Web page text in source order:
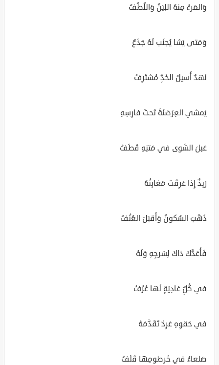
وَالمَرءُ مِنهُ اللِيَنُ وَاللُطُفُ
وَمَتى يَشا يُجنَب لَهُ جَذَعٌ
نَهدٌ أَسيلُ الخَدِّ مُشتَرِفُ
يَمشي العِرَضنَةَ تَحتَ فارِسِهِ
عَبلَ الشَوى في مَتنِهِ قَطَفُ
رَبِذٌ إِذا عَرِقَت مَغابِنُهُ
ذَهَبَ السُكونُ وَأَقبَلَ العُنُفُ
فَأَعَدَّكَ ذاكَ لِسَرجِهِ وَلَهُ
في كُلِّ غادِيَةٍ لَها عُرُفُ
في حَقوِهِ عَرِدٌ تَقَدَّمَهُ
صَلعاءُ في خَرطومِها قَلَفُ